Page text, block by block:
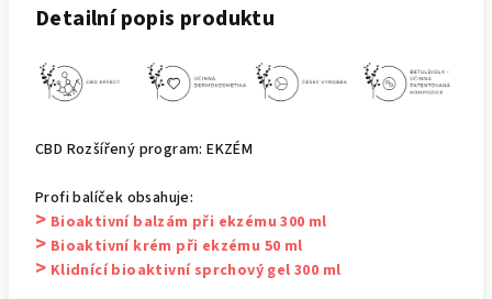
Detailní popis produktu
CBD Rozšířený program: EKZÉM
Profi balíček obsahuje:
> Bioaktivní balzám při ekzému 300 ml
> Bioaktivní krém při ekzému 50 ml
> Klidnící bioaktivní sprchový gel 300 ml